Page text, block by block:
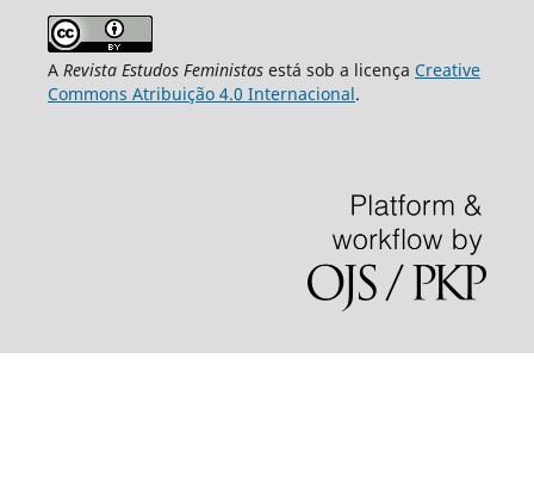
A Revista Estudos Feministasestá sob a licença Creative
Commons Atribuição 4.0 Internacional.